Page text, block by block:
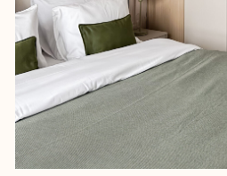
За счет света, оттенков и акцентов
мы создали живое пространство,
которое позволяет заземлиться